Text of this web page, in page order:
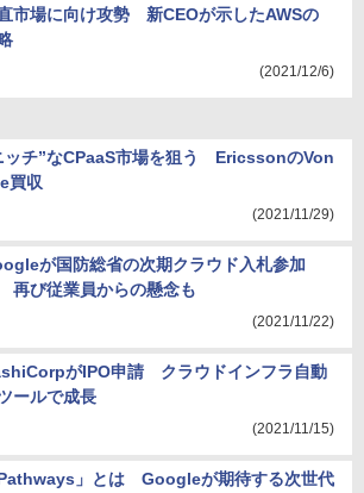
市場に向け攻勢 新CEOが示したAWSの
(2021/12/6)
ッチ”なCPaaS市場を狙う EricssonのVon
買収
(2021/11/29)
が国防総省の次期クラウド入札参加
び従業員からの懸念も
(2021/11/22)
がIPO申請 クラウドインフラ自動
ールで成長
(2021/11/15)
Pathways」とは Googleが期待する次世代